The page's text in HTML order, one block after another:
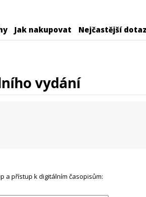
Jak nakupovat Nejčastější
vydání
a přístup k digitálním časopisům: